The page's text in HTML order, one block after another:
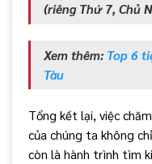
(riêng Thứ 7, Chủ
Xem thêm: Top 6
Tàu
Tổng kết lại, việc
của chúng ta không
còn là hành trình tìm